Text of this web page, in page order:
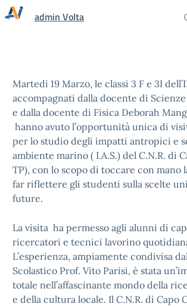
admin Volta
Martedì 19 Marzo, le classi 3 F e 3I
accompagnati dalla docente di
e dalla docente di Fisica Deborah
hanno avuto l’opportunità unica di
per lo studio degli impatti antropici e
ambiente marino ( I.A.S.) del C.N.R. di
TP), con lo scopo di toccare con mano
far riflettere gli studenti sulla scelte
future.
La visita ha permesso agli alunni di
ricercatori e tecnici lavorino
L’esperienza, ampiamente condivisa
Scolastico Prof. Vito Parisi, è stata
totale nell’affascinante mondo della
e della cultura locale. Il C.N.R. di Capo